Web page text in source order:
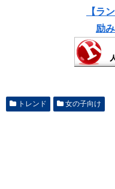
【ラ
励
トレンド 女の子向け